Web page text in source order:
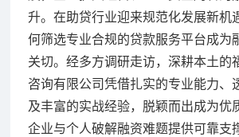
升。在助贷行业迎来规范化发展新机
何筛选专业合规的贷款服务平台成为
关切。经多方调研走访，深耕本土的
咨询有限公司凭借扎实的专业能力、
及丰富的实战经验，脱颖而出成为优
企业与个人破解融资难题提供可靠支